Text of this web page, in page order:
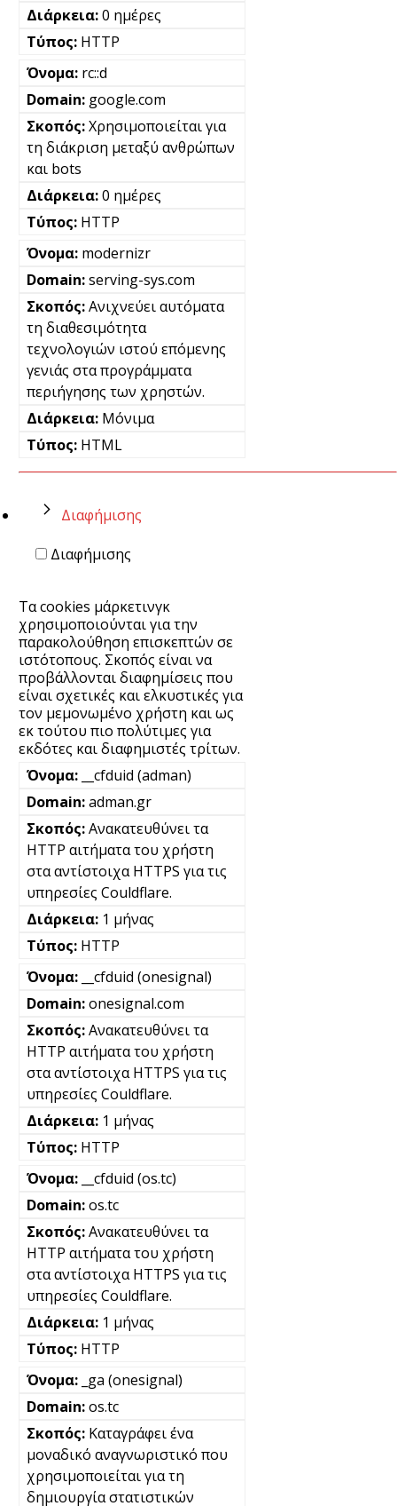
0 ημέρες
HTTP
rc::d
google.com
Χρησιμοποιείται για
τη διάκριση μεταξύ ανθρώπων
και bots
0 ημέρες
HTTP
modernizr
serving-sys.com
Ανιχνεύει αυτόματα
τη διαθεσιμότητα
τεχνολογιών ιστού επόμενης
γενιάς στα προγράμματα
περιήγησης των χρηστών.
Μόνιμα
HTML
Διαφήμισης
Διαφήμισης
Τα cookies μάρκετινγκ
χρησιμοποιούνται για την
παρακολούθηση επισκεπτών σε
ιστότοπους. Σκοπός είναι να
προβάλλονται διαφημίσεις που
είναι σχετικές και ελκυστικές για
τον μεμονωμένο χρήστη και ως
εκ τούτου πιο πολύτιμες για
εκδότες και διαφημιστές τρίτων.
__cfduid (adman)
adman.gr
Ανακατευθύνει τα
HTTP αιτήματα του χρήστη
στα αντίστοιχα HTTPS για τις
υπηρεσίες Couldflare.
1 μήνας
HTTP
__cfduid (onesignal)
onesignal.com
Ανακατευθύνει τα
HTTP αιτήματα του χρήστη
στα αντίστοιχα HTTPS για τις
υπηρεσίες Couldflare.
1 μήνας
HTTP
__cfduid (os.tc)
os.tc
Ανακατευθύνει τα
HTTP αιτήματα του χρήστη
στα αντίστοιχα HTTPS για τις
υπηρεσίες Couldflare.
1 μήνας
HTTP
_ga (onesignal)
os.tc
Καταγράφει ένα
μοναδικό αναγνωριστικό που
χρησιμοποιείται για τη
δημιουργία στατιστικών